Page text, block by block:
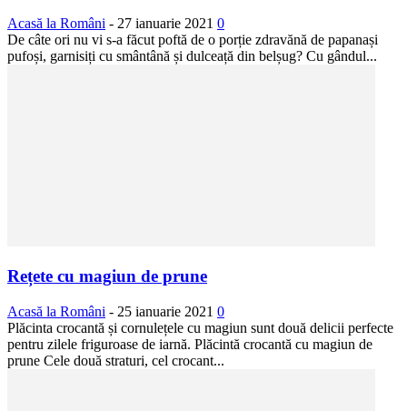
Acasă la Români - 27 ianuarie 2021 0
De câte ori nu vi s-a făcut poftă de o porție zdravănă de papanași
pufoși, garnisiți cu smântână și dulceață din belșug? Cu gândul...
Rețete cu magiun de prune
Acasă la Români - 25 ianuarie 2021 0
Plăcinta crocantă și cornulețele cu magiun sunt două delicii perfecte
pentru zilele friguroase de iarnă. Plăcintă crocantă cu magiun de
prune Cele două straturi, cel crocant...